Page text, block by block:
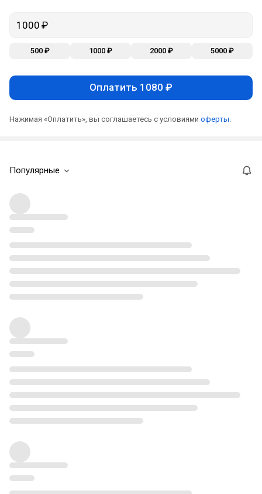
500 ₽ 1000 ₽ 2000 ₽ 5000 ₽
Оплатить 1080 ₽
Нажимая «Оплатить», вы соглашаетесь с условиями оферты
Популярные